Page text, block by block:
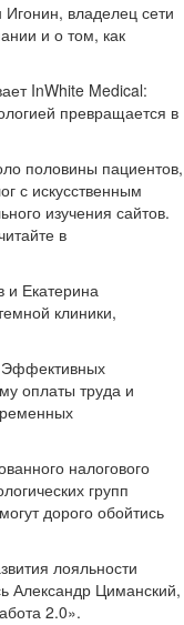
владелец сети
и о том, как
InWhite Medical:
превращается в
половины пациентов,
с искусственным
изучения сайтов.
в
и Екатерина
клиники,
Эффективных
оплаты труда и
налогового
групп
дорого обойтись
лояльности
Александр Циманский,
2.0».